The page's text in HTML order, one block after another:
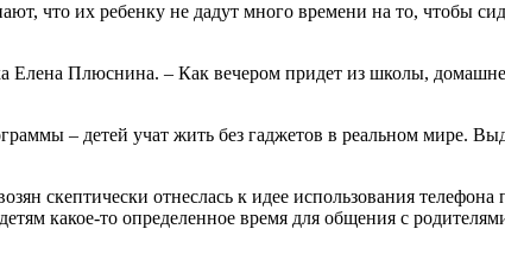
что их ребенку не дадут много времени на то, чтобы
Елена Плюснина. – Как вечером придет из школы,
– детей учат жить без гаджетов в реальном мире.
скептически отнеслась к идее использования
какое-то определенное время для общения с